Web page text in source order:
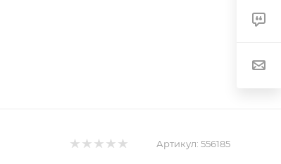
Артикул: 556185